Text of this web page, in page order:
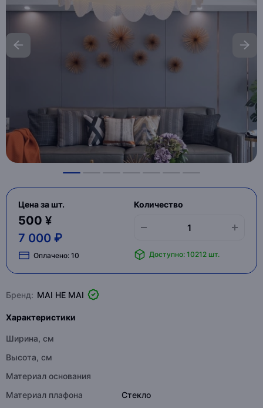
Цена за шт.
500 ¥
7 000 ₽
Оплачено: 10
Количество
Доступно: 10212 шт.
Бренд: MAI HE MAI
Характеристики
Ширина, см
Высота, см
Материал основания
Материал плафона
Стекло